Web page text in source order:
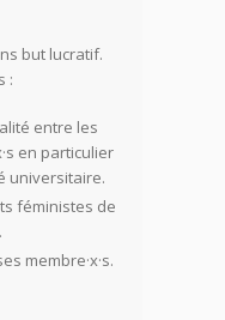
but lucratif.
:
entre les
en particulier
universitaire.
féministes de
membre·x·s.